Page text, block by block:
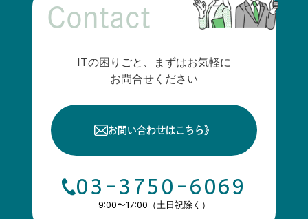
Contact
ITの困りごと、まずはお気軽に
お問合せください
お問い合わせはこちら 》
03-3750-6069
9:00〜17:00（土日祝除く）